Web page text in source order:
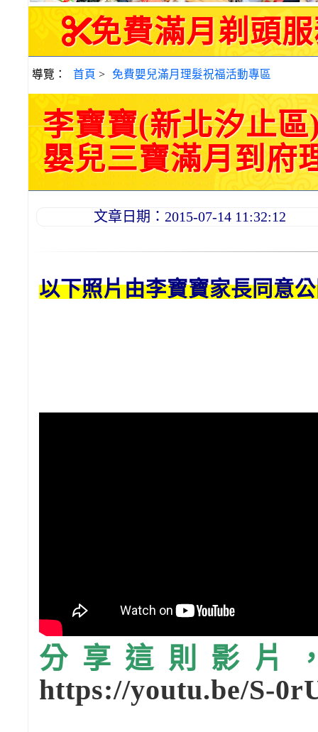
免費滿月剃頭服
導覽： 首頁 > 免費嬰兒滿月理髮祝福活動專區
李寶寶(新北汐止
嬰兒三寶滿月到府
文章日期：2015-07-14 11:32:12
以下照片由李寶寶家長同意
分享這則影片
https://youtu.be/S-